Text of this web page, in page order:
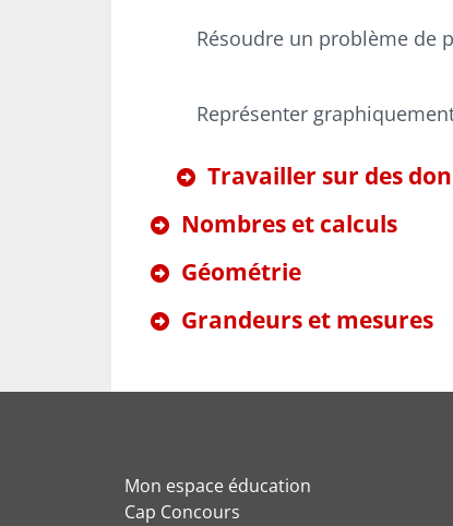
Résoudre un problème de
Représenter
Travailler sur des
Nombres et calculs
Géométrie
Grandeurs et mesures
Mon espace éducation
Cap Concours